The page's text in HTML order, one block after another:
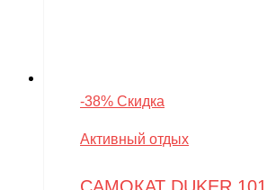
-38% Скидка
Активный отдых